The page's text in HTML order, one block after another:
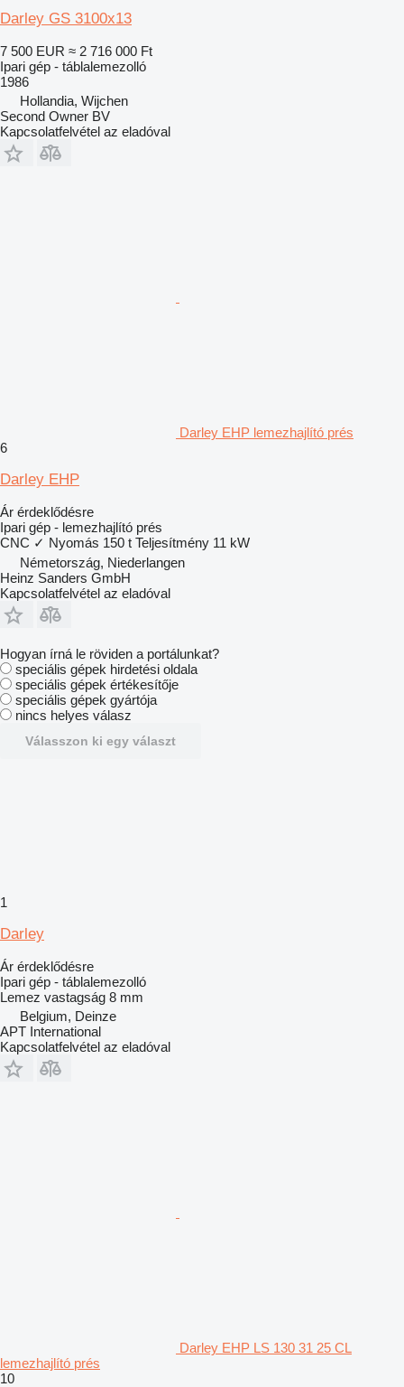
Darley GS 3100x13
7 500 EUR ≈ 2 716 000 Ft
Ipari gép - táblalemezolló
1986
Hollandia, Wijchen
Second Owner BV
Kapcsolatfelvétel az eladóval
Darley EHP lemezhajlító prés
6
Darley EHP
Ár érdeklődésre
Ipari gép - lemezhajlító prés
CNC ✓ Nyomás 150 t Teljesítmény 11 kW
Németország, Niederlangen
Heinz Sanders GmbH
Kapcsolatfelvétel az eladóval
Hogyan írná le röviden a portálunkat?
speciális gépek hirdetési oldala
speciális gépek értékesítője
speciális gépek gyártója
nincs helyes válasz
Válasszon ki egy választ
1
Darley
Ár érdeklődésre
Ipari gép - táblalemezolló
Lemez vastagság 8 mm
Belgium, Deinze
APT International
Kapcsolatfelvétel az eladóval
Darley EHP LS 130 31 25 CL
lemezhajlító prés
10